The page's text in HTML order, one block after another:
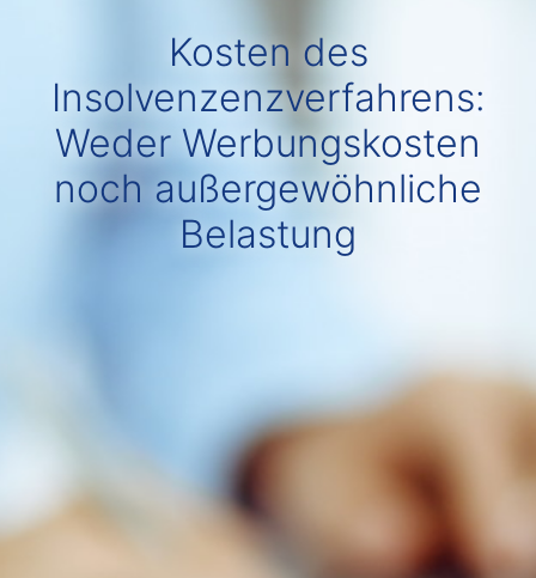
Kosten des
Insolvenzenzverfahrens:
Weder Werbungskosten
noch außergewöhnliche
Belastung